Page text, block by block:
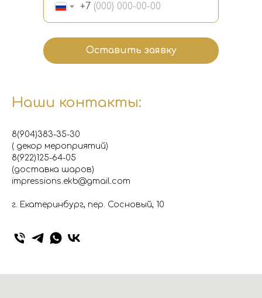
+7
Оставить заявку
Наши контакты:
8(904)383-35-30
( декор мероприятий)
8(922)125-64-05
(доставка шаров)
impressions.ekb@gmail.com
г. Екатеринбург, пер. Сосновый, 10